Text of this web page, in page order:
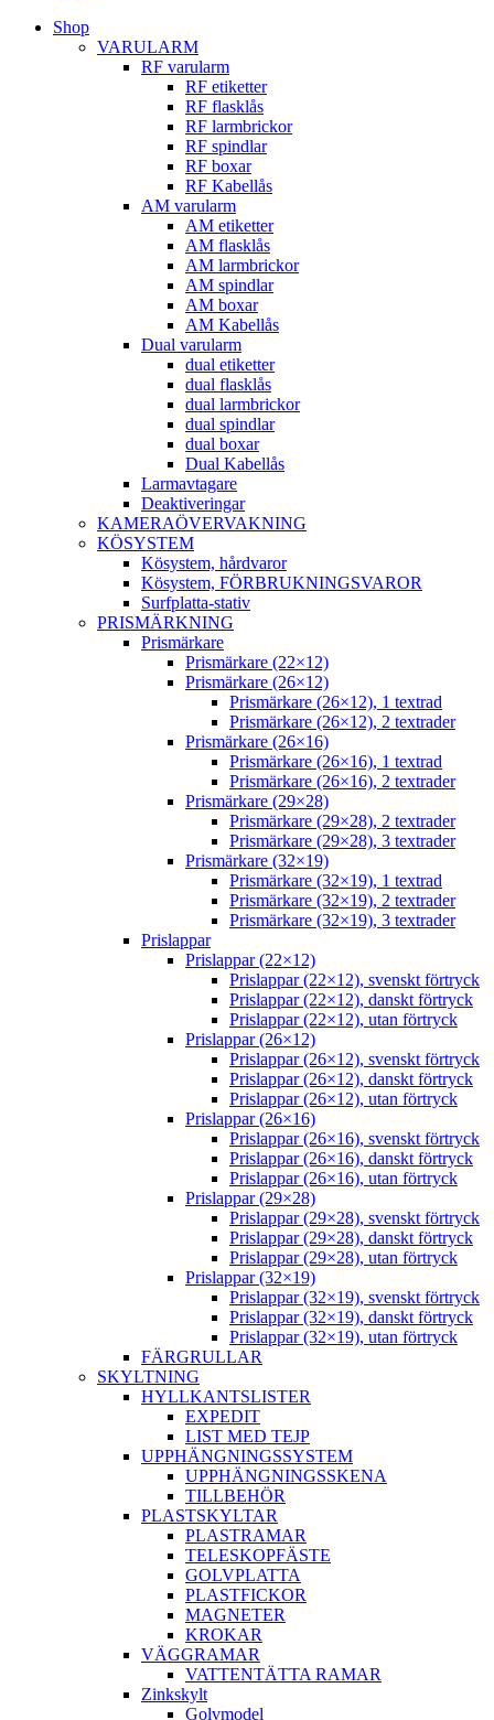
Shop
VARULARM
RF varularm
RF etiketter
RF flasklås
RF larmbrickor
RF spindlar
RF boxar
RF Kabellås
AM varularm
AM etiketter
AM flasklås
AM larmbrickor
AM spindlar
AM boxar
AM Kabellås
Dual varularm
dual etiketter
dual flasklås
dual larmbrickor
dual spindlar
dual boxar
Dual Kabellås
Larmavtagare
Deaktiveringar
KAMERAÖVERVAKNING
KÖSYSTEM
Kösystem, hårdvaror
Kösystem, FÖRBRUKNINGSVAROR
Surfplatta-stativ
PRISMÄRKNING
Prismärkare
Prismärkare (22×12)
Prismärkare (26×12)
Prismärkare (26×12), 1 textrad
Prismärkare (26×12), 2 textrader
Prismärkare (26×16)
Prismärkare (26×16), 1 textrad
Prismärkare (26×16), 2 textrader
Prismärkare (29×28)
Prismärkare (29×28), 2 textrader
Prismärkare (29×28), 3 textrader
Prismärkare (32×19)
Prismärkare (32×19), 1 textrad
Prismärkare (32×19), 2 textrader
Prismärkare (32×19), 3 textrader
Prislappar
Prislappar (22×12)
Prislappar (22×12), svenskt förtryck
Prislappar (22×12), danskt förtryck
Prislappar (22×12), utan förtryck
Prislappar (26×12)
Prislappar (26×12), svenskt förtryck
Prislappar (26×12), danskt förtryck
Prislappar (26×12), utan förtryck
Prislappar (26×16)
Prislappar (26×16), svenskt förtryck
Prislappar (26×16), danskt förtryck
Prislappar (26×16), utan förtryck
Prislappar (29×28)
Prislappar (29×28), svenskt förtryck
Prislappar (29×28), danskt förtryck
Prislappar (29×28), utan förtryck
Prislappar (32×19)
Prislappar (32×19), svenskt förtryck
Prislappar (32×19), danskt förtryck
Prislappar (32×19), utan förtryck
FÄRGRULLAR
SKYLTNING
HYLLKANTSLISTER
EXPEDIT
LIST MED TEJP
UPPHÄNGNINGSSYSTEM
UPPHÄNGNINGSSKENA
TILLBEHÖR
PLASTSKYLTAR
PLASTRAMAR
TELESKOPFÄSTE
GOLVPLATTA
PLASTFICKOR
MAGNETER
KROKAR
VÄGGRAMAR
VATTENTÄTTA RAMAR
Zinkskylt
Golvmodel